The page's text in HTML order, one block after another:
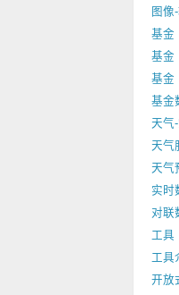
图像
基金
基金
基金
基金
天气
天气
天气
实时
对联
工具
工具
开放